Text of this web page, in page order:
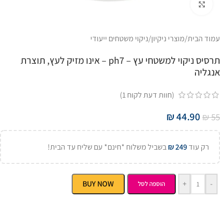
עמוד הבית/מוצרי ניקיון/ניקוי משטחים ייעודי
תרסיס ניקוי למשטחי עץ – ph7 – אינו מזיק לעץ, תוצרת
אנגליה
(חוות דעת לקוח1
)
₪55
₪44.90
רק עוד ₪249 בשביל משלוח *חינם* עם שליח עד הבית!
-
+ הוספה לסל BUY NOW